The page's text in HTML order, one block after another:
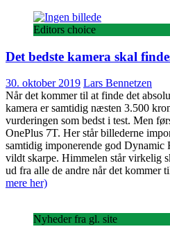
Editors choice
Det bedste kamera skal
30. oktober 2019 Lars Bennetzen
Når det kommer til at finde det
kamera er samtidig næsten 3.500
vurderingen som bedst i test. Men
OnePlus 7T. Her står billederne
samtidig imponerende god Dynamic
vildt skarpe. Himmelen står virkelig
ud fra alle de andre når det kommer
mere her)
Nyheder fra gl. site